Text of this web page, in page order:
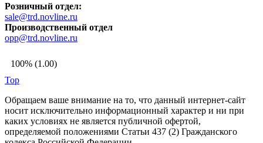
Розничный отдел:
sale@trd.novline.ru
Производственный отдел
opp@trd.novline.ru
100% (1.00)
Top
Обращаем ваше внимание на то, что данный интернет-сайт
носит исключительно информационный характер и ни при
каких условиях не является публичной офертой,
определяемой положениями Статьи 437 (2) Гражданского